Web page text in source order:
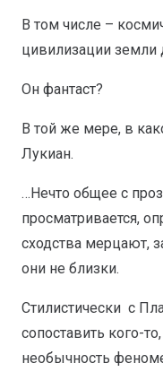
В том числе –
цивилизации земли
Он фантаст?
В той же мере, в
Лукиан.
…Нечто общее с
просматривается,
сходства мерцают,
они не близки.
Стилистически с
сопоставить кого-
необычность